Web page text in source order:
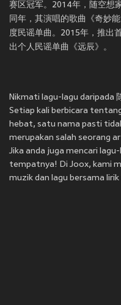
赛区冠军。2014年，随空想
同年，其演唱的歌曲《奇妙
度民谣单曲。2015年，推出
出个人民谣单曲《远辰》。
Nikmati lagu-lagu daripada
Setiap kali berbicara
hebat, satu nama pasti
merupakan salah seorang
Jika anda juga mencari
tempatnya! Di Joox, kami
muzik dan lagu bersama